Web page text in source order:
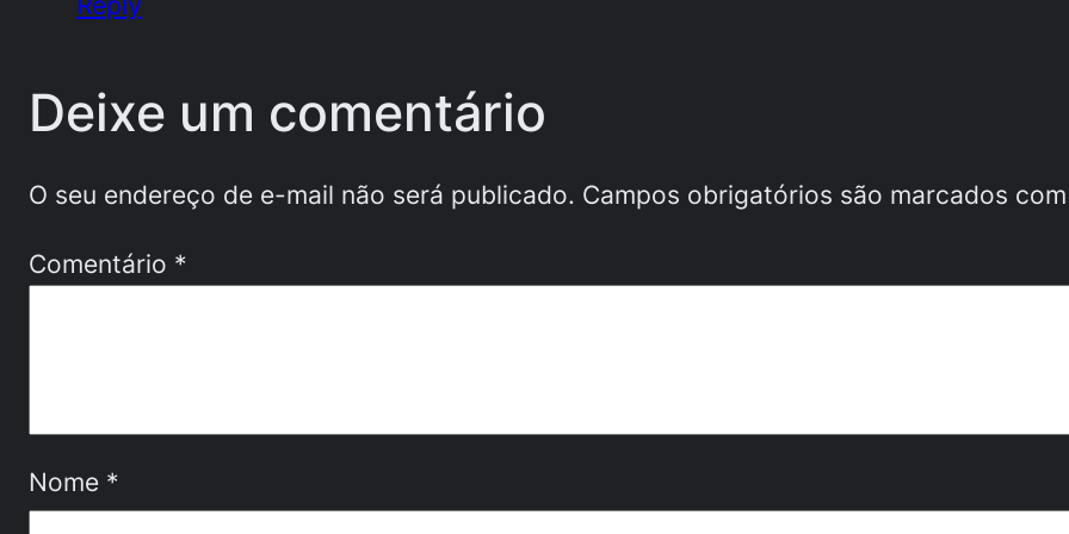
Deixe um comentário
O seu endereço de e-mail não será publicado. Campos obrigatórios são marcados
Comentário *
Nome *